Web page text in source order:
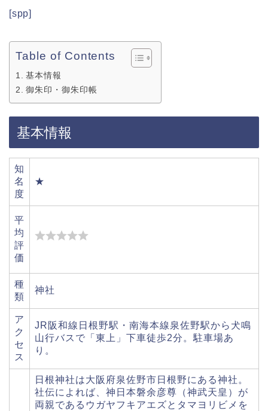
[spp]
Table of Contents
基本情報
御朱印・御朱印帳
基本情報
知
名
度
★
平
均
評
価
種
類
神社
ア
ク
セ
ス
JR阪和線日根野駅・南海本線泉佐野駅から犬鳴
山行バスで「東上」下車徒歩2分。駐車場あ
り。
日根神社は大阪府泉佐野市日根野にある神社。
社伝によれば、神日本磐余彦尊（神武天皇）が
両親であるウガヤフキアエズとタマヨリビメを